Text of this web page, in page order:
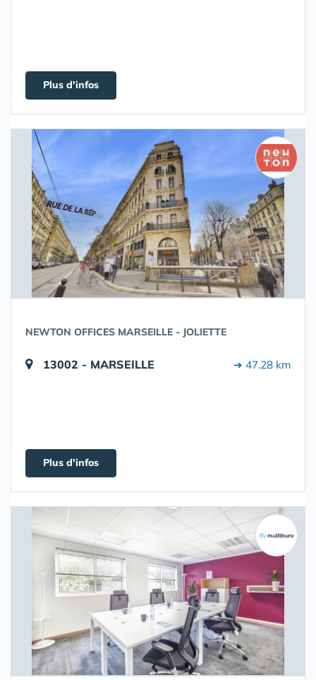
Plus d'infos
NEWTON OFFICES MARSEILLE - JOLIETTE
13002 - MARSEILLE ➔ 47.28 km
Plus d'infos